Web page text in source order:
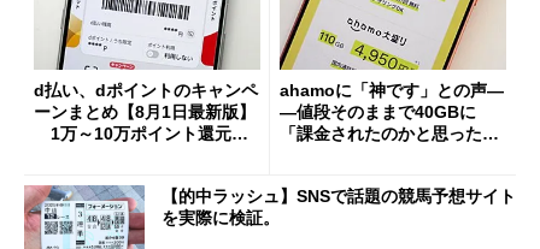
d払い、dポイントのキャンペ
ーンまとめ【8月1日最新版】
1万～10万ポイント還元の
ahamoに「神です」との声―
―値段そのままで40GBに
「課金されたのかと思った」
【的中ラッシュ】SNSで話題の競馬予想サイト
を実際に検証。